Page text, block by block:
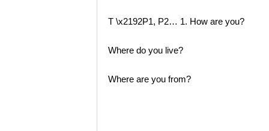
T \x2192P1, P2… 1. How are you?
Where do you live?
Where are you from?